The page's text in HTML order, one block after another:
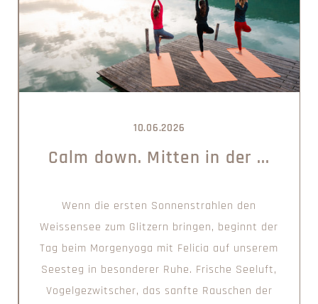
10.06.2026
Calm down. Mitten in der ...
Wenn die ersten Sonnenstrahlen den
Weissensee zum Glitzern bringen, beginnt der
Tag beim Morgenyoga mit Felicia auf unserem
Seesteg in besonderer Ruhe. Frische Seeluft,
Vogelgezwitscher, das sanfte Rauschen der